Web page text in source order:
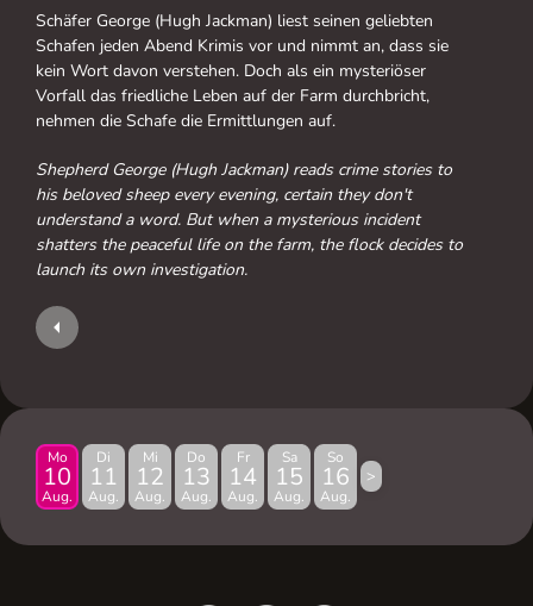
Schäfer George (Hugh Jackman) liest seinen geliebten
Schafen jeden Abend Krimis vor und nimmt an, dass sie
kein Wort davon verstehen. Doch als ein mysteriöser
Vorfall das friedliche Leben auf der Farm durchbricht,
nehmen die Schafe die Ermittlungen auf.
Shepherd George (Hugh Jackman) reads crime stories to
his beloved sheep every evening, certain they don't
understand a word. But when a mysterious incident
shatters the peaceful life on the farm, the flock decides to
launch its own investigation.
Mo
10
Aug.
Di
11
Aug.
Mi
12
Aug.
Do
13
Aug.
Fr
14
Aug.
Sa
15
Aug.
So
16
Aug.
>